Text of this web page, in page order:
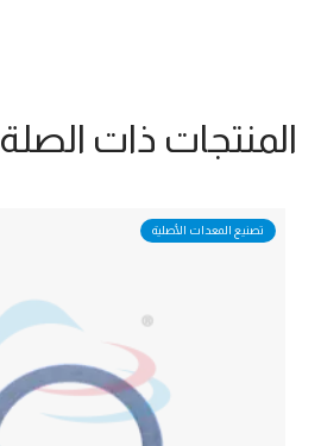
المنتجات ذات الصلة
تصنيع المعدات الأصلية